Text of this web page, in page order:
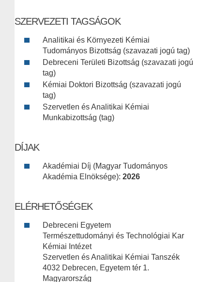
SZERVEZETI TAGSÁGOK
Analitikai és Környezeti Kémiai
Tudományos Bizottság (szavazati jogú tag)
Debreceni Területi Bizottság (szavazati jogú
tag)
Kémiai Doktori Bizottság (szavazati jogú
tag)
Szervetlen és Analitikai Kémiai
Munkabizottság (tag)
DÍJAK
Akadémiai Díj (Magyar Tudományos
Akadémia Elnöksége): 2026
ELÉRHETŐSÉGEK
Debreceni Egyetem
Természettudományi és Technológiai Kar
Kémiai Intézet
Szervetlen és Analitikai Kémiai Tanszék
4032 Debrecen, Egyetem tér 1.
Magyarország